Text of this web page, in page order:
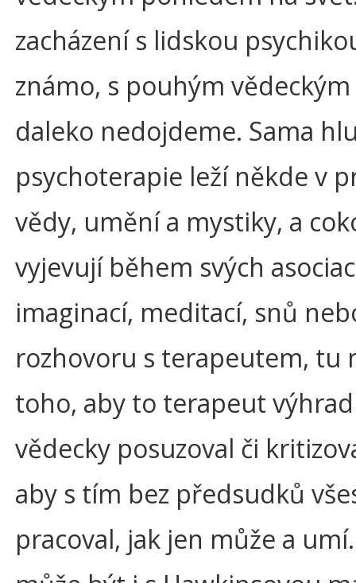
zacházení s lidskou
známo, s pouhým
daleko nedojdeme. Sama
psychoterapie leží někde v
vědy, umění a mystiky, a
vyjevují během svých
imaginací, meditací, snů
rozhovoru s terapeutem, tu
toho, aby to terapeut
vědecky posuzoval či
aby s tím bez předsudků
pracoval, jak jen může a